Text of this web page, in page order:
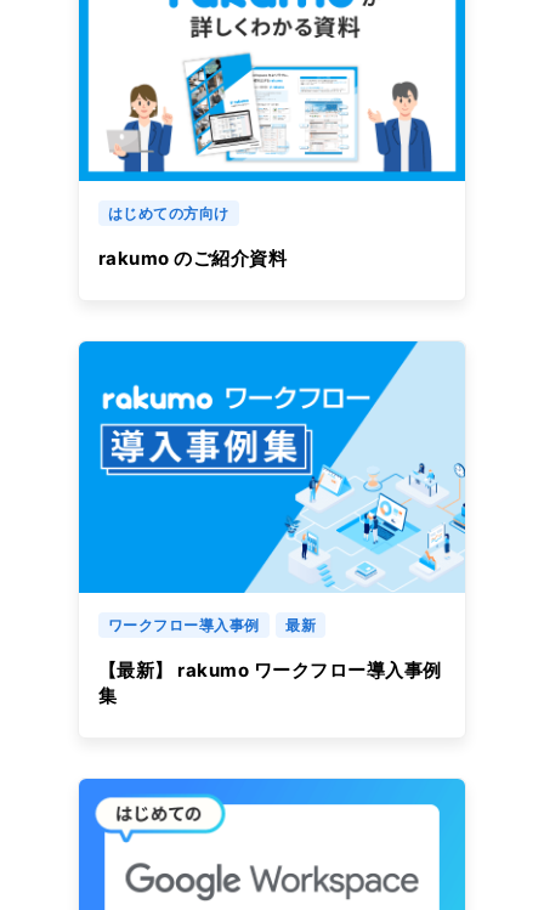
はじめての方向け
rakumo のご紹介資料
ワークフロー導入事例 最新
【最新】 rakumo ワークフロー導入事例
集